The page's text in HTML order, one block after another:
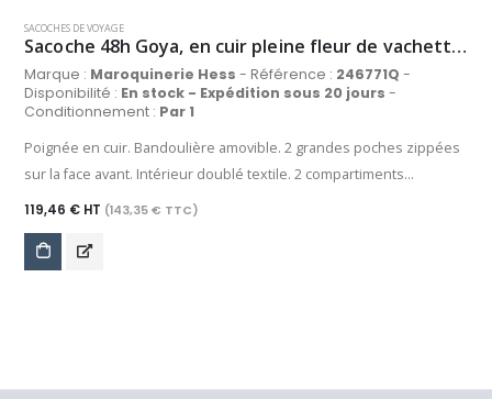
SACOCHES DE VOYAGE
Sacoche 48h Goya, en cuir pleine fleur de vachette grainé, coloris noir
Marque : Maroquinerie Hess - Référence : 246771Q -
Disponibilité : En stock - Expédition sous 20 jours -
Conditionnement : Par 1
Poignée en cuir. Bandoulière amovible. 2 grandes poches zippées
sur la face avant. Intérieur doublé textile. 2 compartiments
comprenant : poches zippées, poche plaquée, emplacement
119,46 € HT (143,35 € TTC)